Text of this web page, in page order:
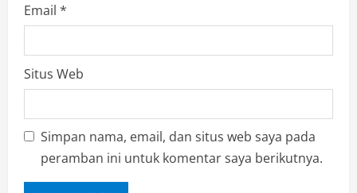
Email *
Situs Web
Simpan nama, email, dan situs web saya pada
peramban ini untuk komentar saya berikutnya.